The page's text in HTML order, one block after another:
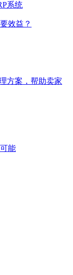
系统
效益？
方案，帮助卖家
能